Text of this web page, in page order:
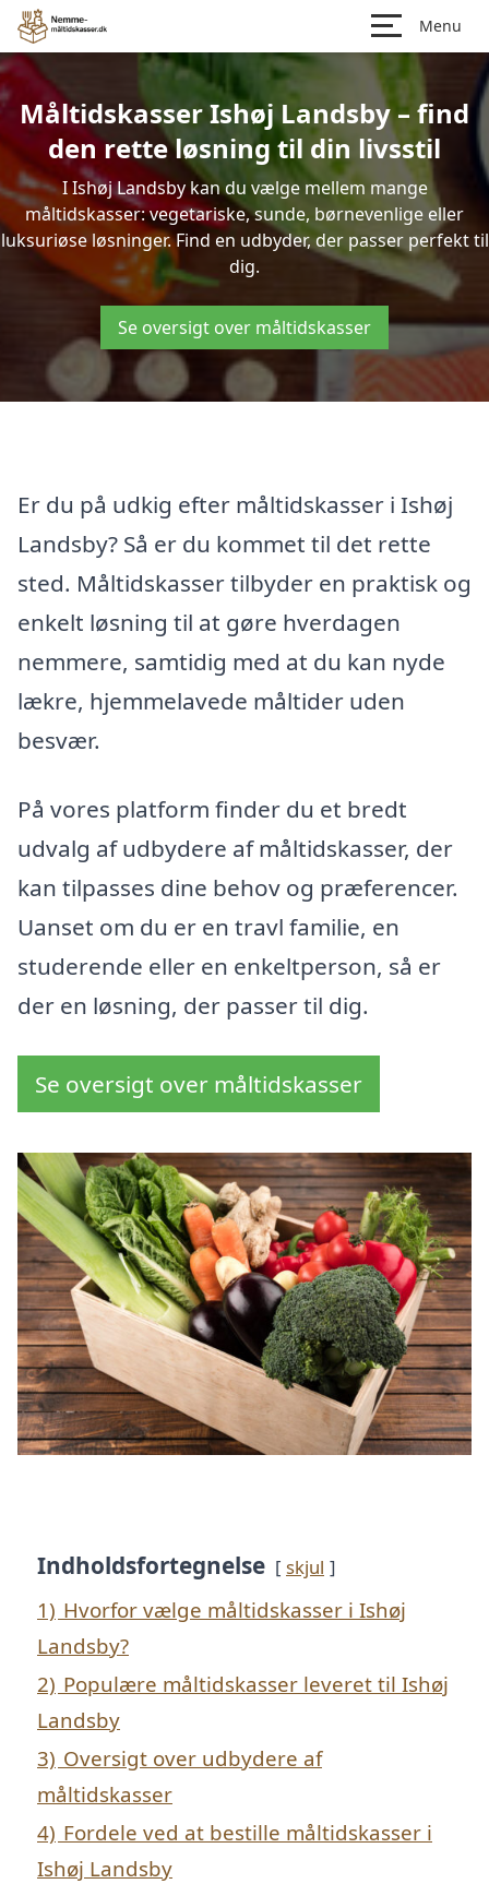
Menu
Måltidskasser Ishøj Landsby – find
den rette løsning til din livsstil
I Ishøj Landsby kan du vælge mellem mange
måltidskasser: vegetariske, sunde, børnevenlige eller
luksuriøse løsninger. Find en udbyder, der passer perfekt til
dig.
Se oversigt over måltidskasser
Er du på udkig efter måltidskasser i Ishøj
Landsby? Så er du kommet til det rette
sted. Måltidskasser tilbyder en praktisk og
enkelt løsning til at gøre hverdagen
nemmere, samtidig med at du kan nyde
lækre, hjemmelavede måltider uden
besvær.
På vores platform finder du et bredt
udvalg af udbydere af måltidskasser, der
kan tilpasses dine behov og præferencer.
Uanset om du er en travl familie, en
studerende eller en enkeltperson, så er
der en løsning, der passer til dig.
Se oversigt over måltidskasser
Indholdsfortegnelse skjul
1) Hvorfor vælge måltidskasser i Ishøj
Landsby?
2) Populære måltidskasser leveret til Ishøj
Landsby
3) Oversigt over udbydere af
måltidskasser
4) Fordele ved at bestille måltidskasser i
Ishøj Landsby